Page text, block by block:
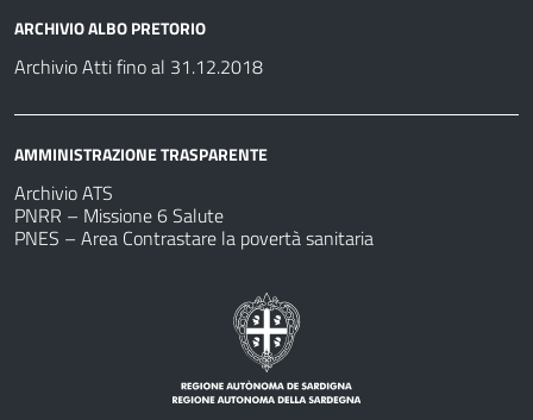
ARCHIVIO ALBO PRETORIO
Archivio Atti fino al 31.12.2018
AMMINISTRAZIONE TRASPARENTE
Archivio ATS
PNRR – Missione 6 Salute
PNES – Area Contrastare la povertà sanitaria